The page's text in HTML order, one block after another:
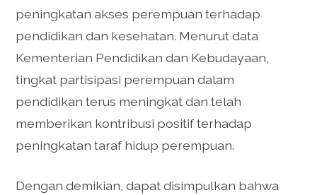
peningkatan akses perempuan terhadap
pendidikan dan kesehatan. Menurut data
Kementerian Pendidikan dan Kebudayaan,
tingkat partisipasi perempuan dalam
pendidikan terus meningkat dan telah
memberikan kontribusi positif terhadap
peningkatan taraf hidup perempuan.
Dengan demikian, dapat disimpulkan bahwa